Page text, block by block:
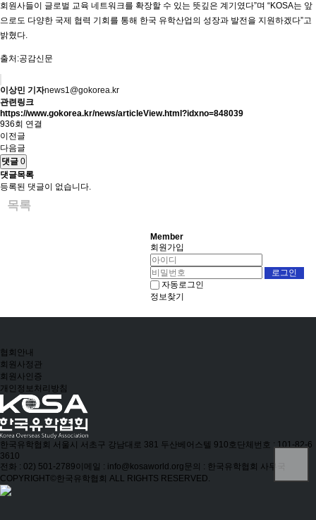
회원사들이 글로벌 교육 네트워크를 확장할 수 있는 뜻깊은 계기였다”며 “KOSA는 앞
으로도 다양한 국제 협력 기회를 통해 한국 유학산업의 성장과 발전을 지원하겠다”고
밝혔다.
출처:공감신문
이상민 기자news1@gokorea.kr
관련링크
https://www.gokorea.kr/news/articleView.html?idxno=848039
936회 연결
이전글
다음글
댓글 0
댓글목록
등록된 댓글이 없습니다.
목록
Member
회원가입
자동로그인
정보찾기
협회안내
회원사정관
회원사인증
개인정보처리방침
한국유학협회 서울시 서초구 강남대로 381 두산베어스텔 910호 단체번호 : 101-82-6
3610
전화 : 02) 501-2789이메일 : info@kosaworld.org문의 : 한국유학협회 사무국
COPYRIGHT©한국유학협회 ALL RIGHTS RESERVED.